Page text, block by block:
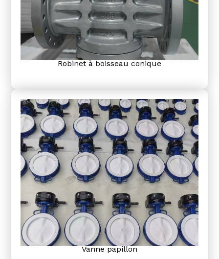
Robinet à boisseau conique
Vanne papillon